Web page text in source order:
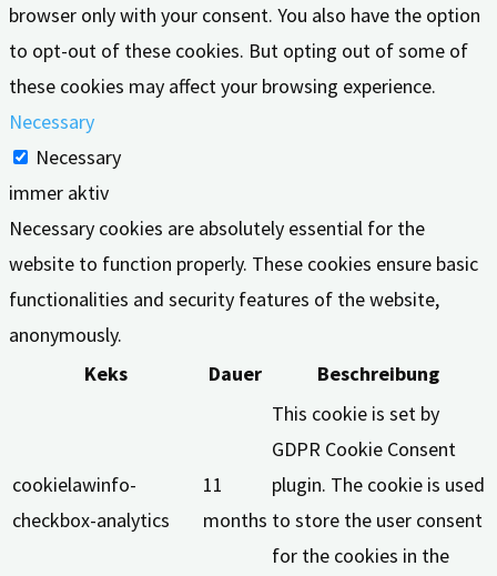
browser only with your consent. You also have the option
to opt-out of these cookies. But opting out of some of
these cookies may affect your browsing experience.
Necessary
Necessary
immer aktiv
Necessary cookies are absolutely essential for the
website to function properly. These cookies ensure basic
functionalities and security features of the website,
anonymously.
Keks
Dauer Beschreibung
cookielawinfo-
checkbox-analytics
11
months
This cookie is set by
GDPR Cookie Consent
plugin. The cookie is used
to store the user consent
for the cookies in the